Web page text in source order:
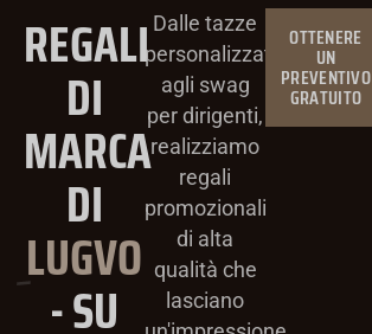
REGALI
DI
MARCA
DI
LUGVO
- SU
Dalle tazze
personalizzate
agli swag
per dirigenti,
realizziamo
regali
promozionali
di alta
qualità che
lasciano
OTTENERE
UN
PREVENTIVO
GRATUITO